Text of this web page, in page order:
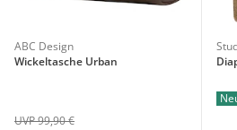
ABC Design
Wickeltasche Urban
UVP 99,90 €